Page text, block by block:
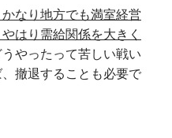
なり地方でも満室経営
はり需給関係を大きく
うやったって苦しい戦い
撤退することも必要で